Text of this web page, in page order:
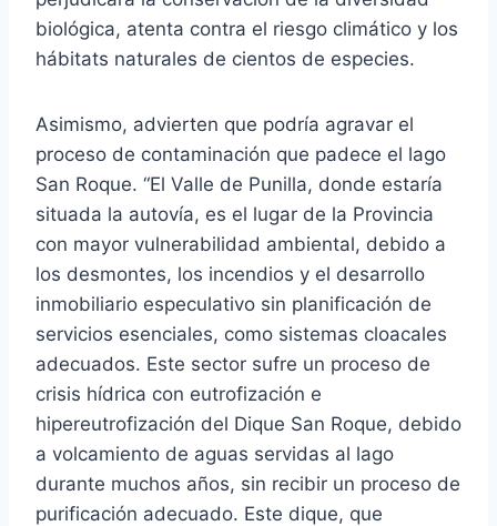
biológica, atenta contra el riesgo climático y los
hábitats naturales de cientos de especies.
Asimismo, advierten que podría agravar el
proceso de contaminación que padece el lago
San Roque. “El Valle de Punilla, donde estaría
situada la autovía, es el lugar de la Provincia
con mayor vulnerabilidad ambiental, debido a
los desmontes, los incendios y el desarrollo
inmobiliario especulativo sin planificación de
servicios esenciales, como sistemas cloacales
adecuados. Este sector sufre un proceso de
crisis hídrica con eutrofización e
hipereutrofización del Dique San Roque, debido
a volcamiento de aguas servidas al lago
durante muchos años, sin recibir un proceso de
purificación adecuado. Este dique, que